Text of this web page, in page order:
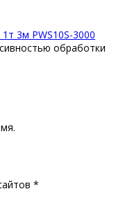
3м PWS10S-3000
обработки
*